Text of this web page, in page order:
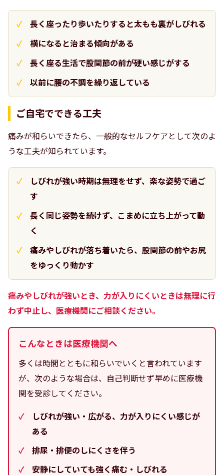
長く座ったり歩いたりすると太もも裏がしびれる
横になると治まる傾向がある
長く座る生活で股関節の前が硬い感じがする
以前に腰の不調を繰り返している
ご自宅でできる工夫
痛みが和らいできたら、一般的なセルフケアとして次のよ
うな工夫が知られています。
しびれが強い時期は無理をせず、楽な姿勢で過ご
す
長く同じ姿勢を続けず、こまめに立ち上がって動
く
痛みやしびれが落ち着いたら、股関節の前やお尻
をゆっくり動かす
痛みやしびれが強いとき、力が入りにくいときは無理に行
わず中止し、医療機関にご相談ください。
こんなときは医療機関へ
多くは時間とともに和らいでいくと言われています
が、次のような場合は、自己判断せず早めに医療機
関を受診してください。
しびれが強い・広がる、力が入りにくい感じが
ある
排尿・排便のしにくさを伴う
安静にしていても強く痛む・しびれる